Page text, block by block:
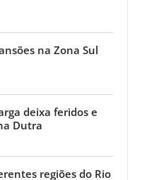
na Zona Sul
deixa feridos e
Dutra
regiões do Rio